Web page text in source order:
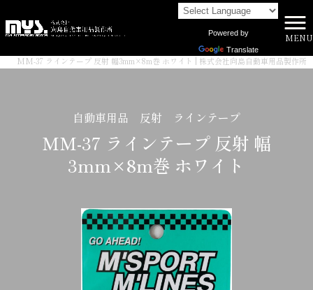
Powered by
Translate
MENU
商品一覧
>
MM-37 ラインテープ 反射 幅3mm×8m巻 ホワイト | 株式会社向島自動車用品製作所
自動車用品 反射 ラインテープ
MM-37 ラインテープ 反射 幅
3mm×8m巻 ホワイト